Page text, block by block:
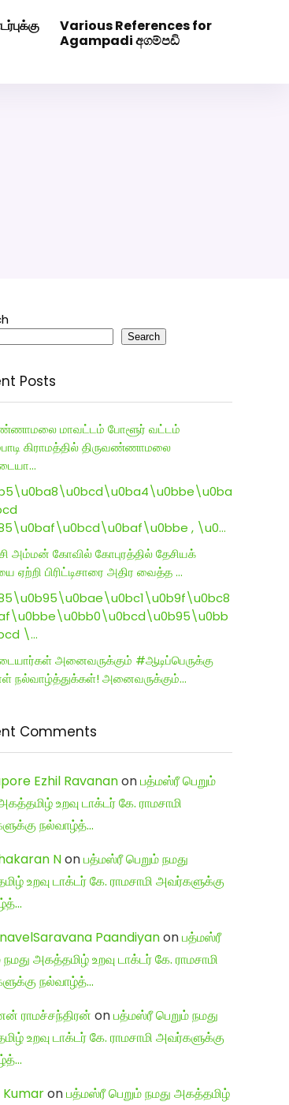
Various References for
Agampadi අගම්පඩි
Search
Posts
மாவட்டம் போளூர் வட்டம்
கிராமத்தில் திருவண்ணாமலை
, \u0…
அம்மன் கோவில் கோபுரத்தில் தேசியக்
ஏற்றி பிரிட்டிசாரை அதிர வைத்த …
\…
அனைவருக்கும் #ஆடிப்பெருக்கு
நல்வாழ்த்துக்கள்! அனைவருக்கும்…
Comments
Ezhil Ravananonபத்மஸ்ரீ பெறும்
உறவு டாக்டர் கே. ராமசாமி
நல்வாழ்த்…
Nonபத்மஸ்ரீ பெறும் நமது
உறவு டாக்டர் கே. ராமசாமி அவர்களுக்கு
Paandiyanonபத்மஸ்ரீ
நமது அகத்தமிழ் உறவு டாக்டர் கே. ராமசாமி
நல்வாழ்த்…
ராமச்சந்திரன் onபத்மஸ்ரீ பெறும் நமது
உறவு டாக்டர் கே. ராமசாமி அவர்களுக்கு
Kumaronபத்மஸ்ரீ பெறும் நமது அகத்தமிழ்
Here to Download Matrimony App